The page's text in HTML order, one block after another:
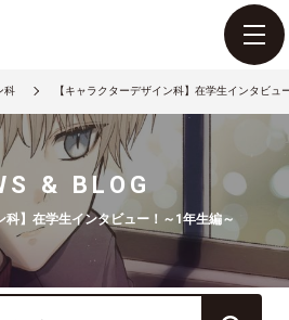
科 【キャラクターデザイン科】在学生インタビュ
& BLOG
科】在学生インタビュー！～1年生編～